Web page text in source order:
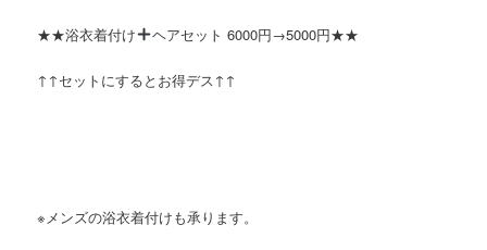
★★浴衣着付け ヘアセット 6000円→5000円★★
↑↑セットにするとお得デス↑↑
※メンズの浴衣着付けも承ります。